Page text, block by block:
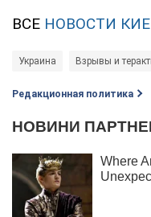
ВСЕ НОВОСТИ
Украина Взрывы и
Редакционная политика